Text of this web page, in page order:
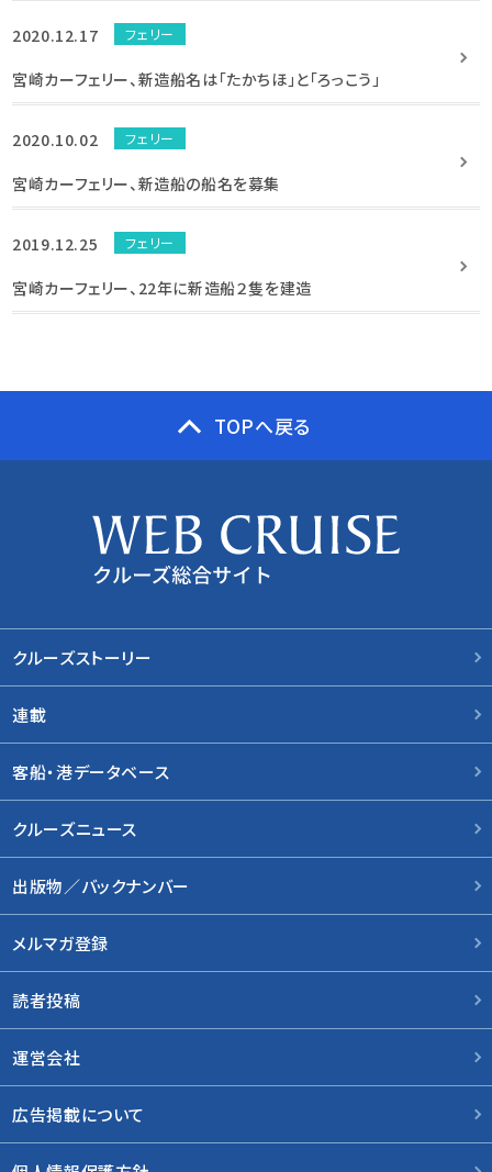
2020.12.17 フェリー
宮崎カーフェリー、新造船名は「たかちほ」と「ろっこう」
2020.10.02 フェリー
宮崎カーフェリー、新造船の船名を募集
2019.12.25 フェリー
宮崎カーフェリー、22年に新造船２隻を建造
TOPへ戻る
クルーズストーリー
連載
客船・港データベース
クルーズニュース
出版物／バックナンバー
メルマガ登録
読者投稿
運営会社
広告掲載について